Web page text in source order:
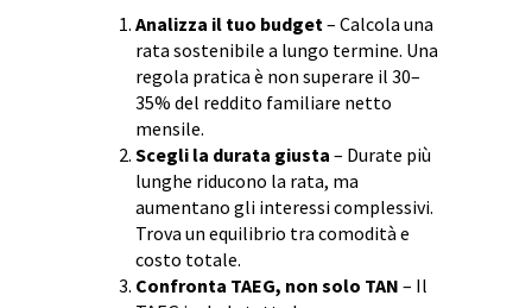
Analizza il tuo budget– Calcola una
rata sostenibile a lungo termine. Una
regola pratica è non superare il 30–
35% del reddito familiare netto
mensile.
Scegli la durata giusta – Durate più
lunghe riducono la rata, ma
aumentano gli interessi complessivi.
Trova un equilibrio tra comodità e
costo totale.
Confronta TAEG, non solo TAN – Il